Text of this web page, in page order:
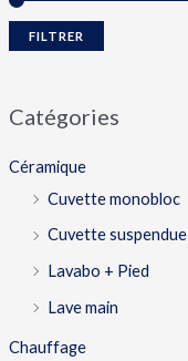
FILTRER
Catégories
Céramique
Cuvette monobloc
Cuvette suspendue
Lavabo + Pied
Lave main
Chauffage